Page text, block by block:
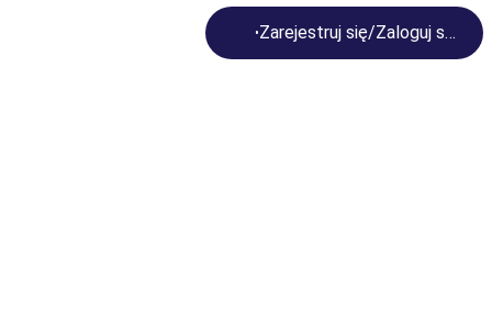
Loading...
Zarejestruj się/Zaloguj się